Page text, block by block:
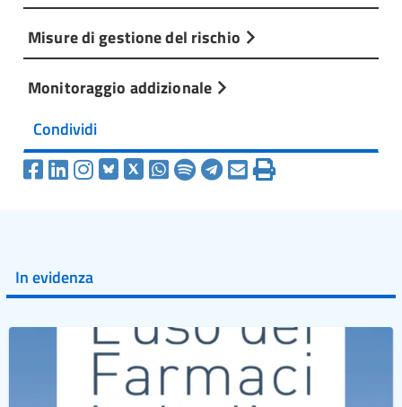
Misure di gestione del rischio
Monitoraggio addizionale
Condividi
In evidenza